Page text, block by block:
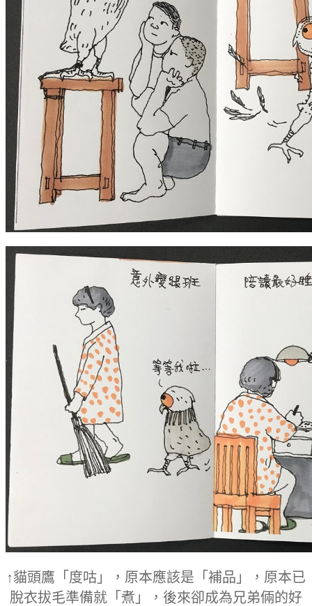
↑貓頭鷹「度咕」，原本應該是「補品」，原本已
脫衣拔毛準備就「煮」，後來卻成為兄弟倆的好